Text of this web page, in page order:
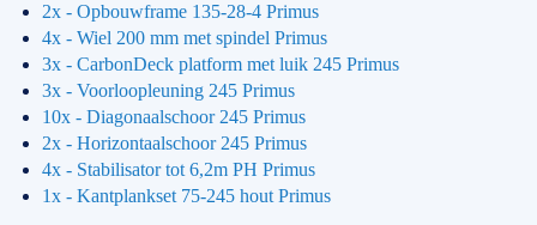
2x - Opbouwframe 135-28-4 Primus
4x - Wiel 200 mm met spindel Primus
3x - CarbonDeck platform met luik 245 Primus
3x - Voorloopleuning 245 Primus
10x - Diagonaalschoor 245 Primus
2x - Horizontaalschoor 245 Primus
4x - Stabilisator tot 6,2m PH Primus
1x - Kantplankset 75-245 hout Primus